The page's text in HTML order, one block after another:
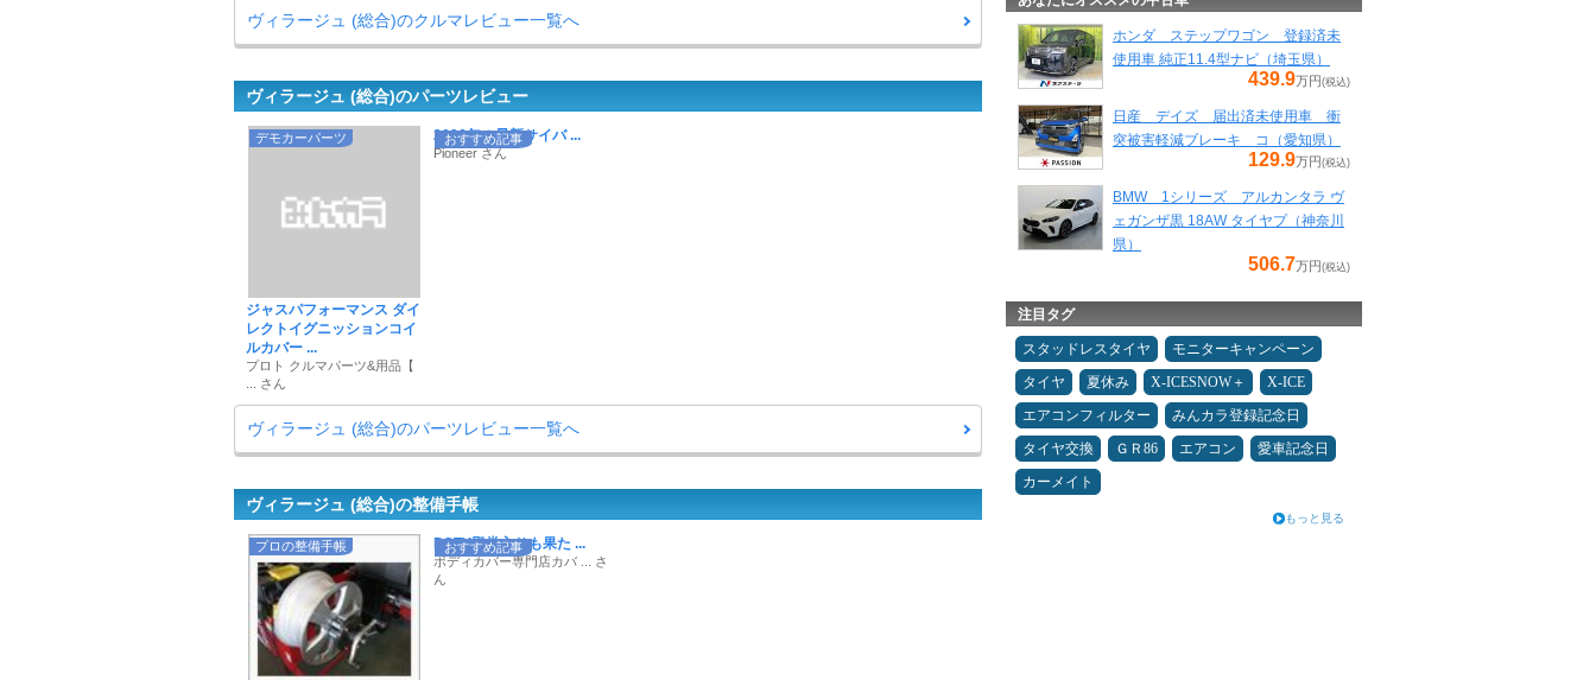
ヴィラージュ (総合)のクルマレビュー一覧へ
ヴィラージュ (総合)のパーツレビュー
デモカーパーツ
ジャスパフォーマンス ダイ
レクトイグニッションコイ
ルカバー ...
プロト クルマパーツ&用品【
... さん
おすすめ記事
2026年の最新サイバ ...
Pioneer さん
ヴィラージュ (総合)のパーツレビュー一覧へ
ヴィラージュ (総合)の整備手帳
プロの整備手帳 おすすめ記事
POTY殿堂入りも果た ...
ボディカバー専門店カバ ... さ
ん
ホンダ ステップワゴン 登録済未
使用車 純正11.4型ナビ（埼玉県）
439.9万円(税込)
日産 デイズ 届出済未使用車 衝
突被害軽減ブレーキ コ（愛知県）
129.9万円(税込)
BMW 1シリーズ アルカンタラ ヴ
ェガンザ黒 18AW タイヤプ（神奈川
県）
506.7万円(税込)
注目タグ
スタッドレスタイヤ
モニターキャンペーン
タイヤ
夏休み X-ICESNOW＋
X-ICE
エアコンフィルター
みんカラ登録記念日
タイヤ交換
ＧＲ86 エアコン
愛車記念日
カーメイト
もっと見る